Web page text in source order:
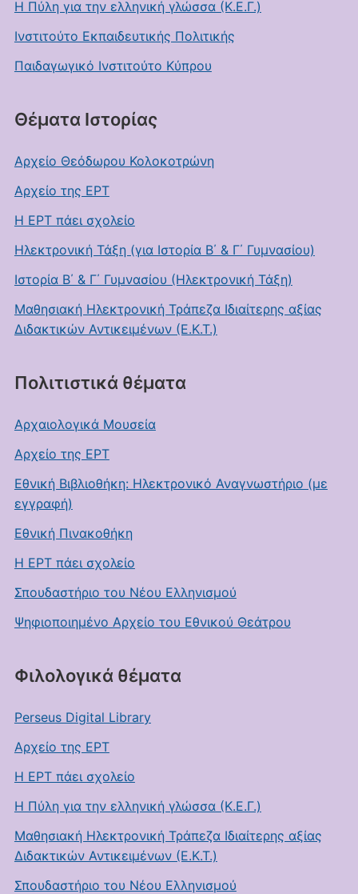
Η Πύλη για την ελληνική γλώσσα (Κ.Ε.Γ.)
Ινστιτούτο Εκπαιδευτικής Πολιτικής
Παιδαγωγικό Ινστιτούτο Κύπρου
Θέματα Ιστορίας
Αρχείο Θεόδωρου Κολοκοτρώνη
Αρχείο της ΕΡΤ
Η ΕΡΤ πάει σχολείο
Ηλεκτρονική Τάξη (για Ιστορία Β΄ & Γ΄ Γυμνασίου)
Ιστορία Β΄ & Γ΄ Γυμνασίου (Ηλεκτρονική Τάξη)
Μαθησιακή Ηλεκτρονική Τράπεζα Ιδιαίτερης αξίας
Διδακτικών Αντικειμένων (Ε.Κ.Τ.)
Πολιτιστικά θέματα
Αρχαιολογικά Μουσεία
Αρχείο της ΕΡΤ
Εθνική Βιβλιοθήκη: Ηλεκτρονικό Αναγνωστήριο (με
εγγραφή)
Εθνική Πινακοθήκη
Η ΕΡΤ πάει σχολείο
Σπουδαστήριο του Νέου Ελληνισμού
Ψηφιοποιημένο Αρχείο του Εθνικού Θεάτρου
Φιλολογικά θέματα
Perseus Digital Library
Αρχείο της ΕΡΤ
Η ΕΡΤ πάει σχολείο
Η Πύλη για την ελληνική γλώσσα (Κ.Ε.Γ.)
Μαθησιακή Ηλεκτρονική Τράπεζα Ιδιαίτερης αξίας
Διδακτικών Αντικειμένων (Ε.Κ.Τ.)
Σπουδαστήριο του Νέου Ελληνισμού